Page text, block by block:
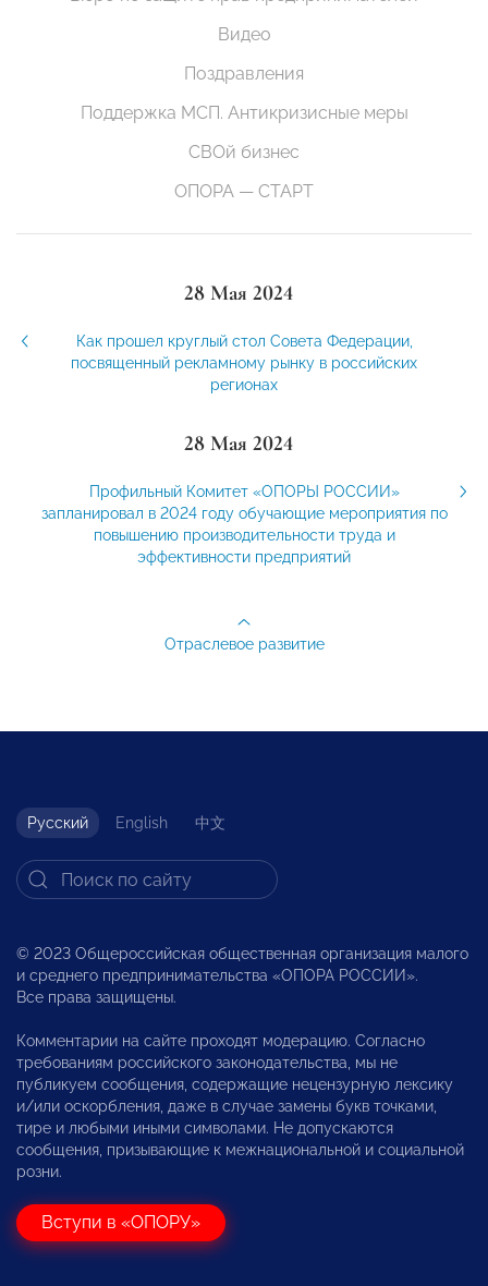
Видео
Поздравления
Поддержка МСП. Антикризисные меры
СВОй бизнес
ОПОРА — СТАРТ
28 Мая 2024
Как прошел круглый стол Совета Федерации,
посвященный рекламному рынку в российских
регионах
28 Мая 2024
Профильный Комитет «ОПОРЫ РОССИИ»
запланировал в 2024 году обучающие мероприятия по
повышению производительности труда и
эффективности предприятий
Отраслевое развитие
Русский English 中文
© 2023 Общероссийская общественная организация малого
и среднего предпринимательства «ОПОРА РОССИИ».
Все права защищены.
Комментарии на сайте проходят модерацию. Согласно
требованиям российского законодательства, мы не
публикуем сообщения, содержащие нецензурную лексику
и/или оскорбления, даже в случае замены букв точками,
тире и любыми иными символами. Не допускаются
сообщения, призывающие к межнациональной и социальной
розни.
Вступи в «ОПОРУ»